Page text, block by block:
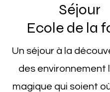
Séjour
Ecole de la
Un séjour à la
des environnement
magique qui soient